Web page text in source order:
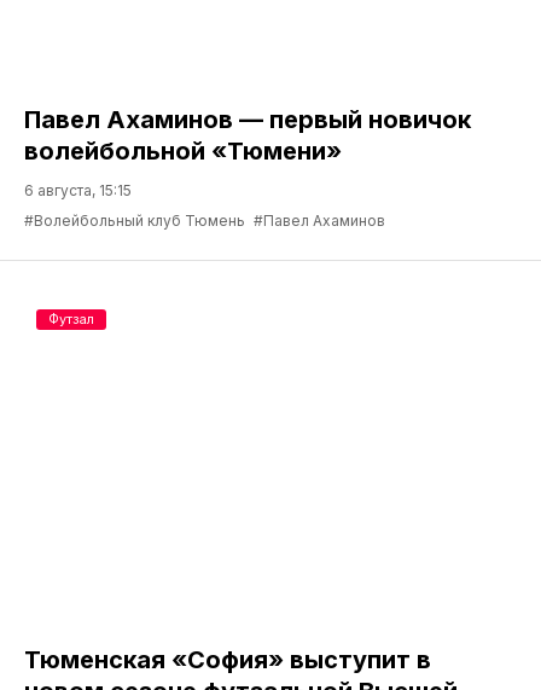
Павел Ахаминов — первый новичок
волейбольной «Тюмени»
6 августа, 15:15
#Волейбольный клуб Тюмень #Павел Ахаминов
Тюменская «София» выступит в
Футзал